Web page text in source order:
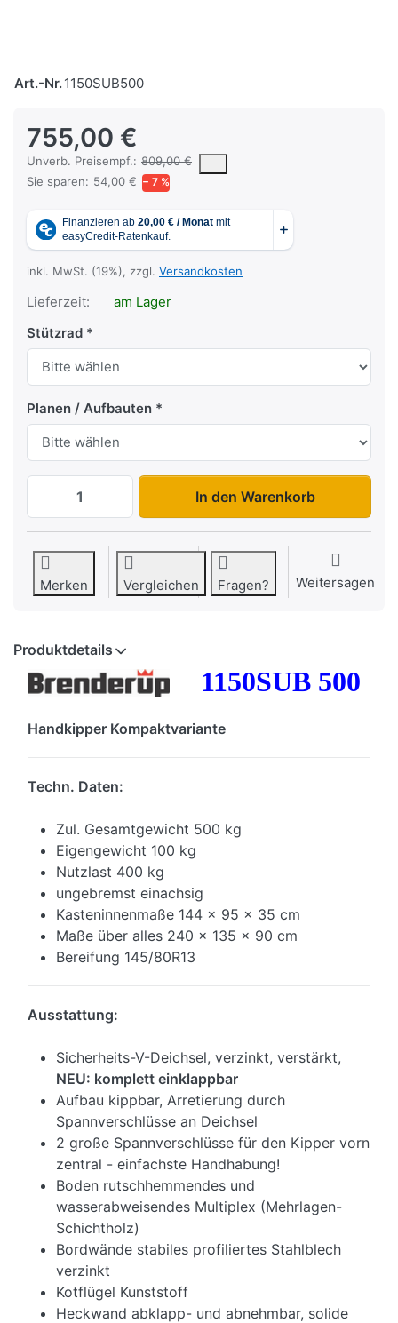
Art.-Nr.1150SUB500
755,00 €
Unverb. Preisempf.: 809,00 €
Die UVP ist der vorgeschlagene oder empfohlene Verkaufspreis
Sie sparen: 54,00 € − 7 %
inkl. MwSt. (19%), zzgl. Versandkosten
Lieferzeit:
am Lager
Stützrad
Planen / Aufbauten
1150SUB500 zu 755,00 €, Menge 1.
In den Warenkorb
Merken Vergleichen Fragen? Weitersagen
Produktdetails
1150SUB 500
Handkipper Kompaktvariante
Techn. Daten:
Zul. Gesamtgewicht 500 kg
Eigengewicht 100 kg
Nutzlast 400 kg
ungebremst einachsig
Kasteninnenmaße 144 x 95 x 35 cm
Maße über alles 240 x 135 x 90 cm
Bereifung 145/80R13
Ausstattung:
Sicherheits-V-Deichsel, verzinkt, verstärkt,
NEU: komplett einklappbar
Aufbau kippbar, Arretierung durch
Spannverschlüsse an Deichsel
2 große Spannverschlüsse für den Kipper vorn
zentral - einfachste Handhabung!
Boden rutschhemmendes und
wasserabweisendes Multiplex (Mehrlagen-
Schichtholz)
Bordwände stabiles profiliertes Stahlblech
verzinkt
Kotflügel Kunststoff
Heckwand abklapp- und abnehmbar, solide